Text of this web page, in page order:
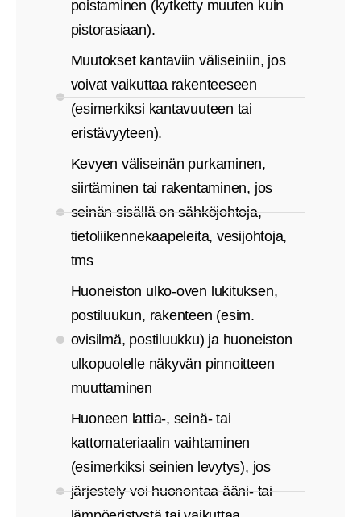
poistaminen (kytketty muuten kuin
pistorasiaan).
Muutokset kantaviin väliseiniin, jos
voivat vaikuttaa rakenteeseen
(esimerkiksi kantavuuteen tai
eristävyyteen).
Kevyen väliseinän purkaminen,
siirtäminen tai rakentaminen, jos
seinän sisällä on sähköjohtoja,
tietoliikennekaapeleita, vesijohtoja,
tms
Huoneiston ulko-oven lukituksen,
postiluukun, rakenteen (esim.
ovisilmä, postiluukku) ja huoneiston
ulkopuolelle näkyvän pinnoitteen
muuttaminen
Huoneen lattia-, seinä- tai
kattomateriaalin vaihtaminen
(esimerkiksi seinien levytys), jos
järjestely voi huonontaa ääni- tai